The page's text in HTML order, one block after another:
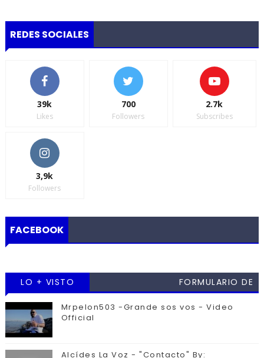
REDES SOCIALES
39k
Likes
700
Followers
2.7k
Subscribes
3,9k
Followers
FACEBOOK
LO + VISTO
FORMULARIO DE
Mrpelon503 -Grande sos vos - Video
Official
Alcídes La Voz - "Contacto" By: